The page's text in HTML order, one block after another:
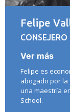
Felipe
CONSEJERO
Ver más
Felipe es
abogado por la
una maestría
School.